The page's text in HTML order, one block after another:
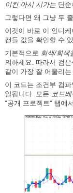
이킨 아시 시가는 단
그렇다면 왜 그냥 두
이것이 바로 이 인디
캔들 값을 확인할 수
기본적으로 회색/회색
의하세요. 따라서 검은
같이 가장 잘 어울리는
이 코드는 조건부 컴
일됩니다. 모든 코드
"공개 프로젝트" 탭에